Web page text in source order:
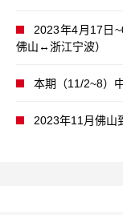
2023年4月17日
佛山↔浙江宁波）
本期（11/2~8）
2023年11月佛山